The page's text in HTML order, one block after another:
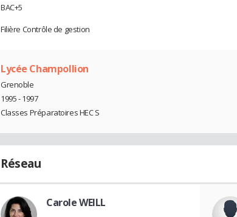
BAC+5
Filière Contrôle de gestion
Lycée Champollion
Grenoble
1995 - 1997
Classes Préparatoires HEC S
Réseau
Carole WEILL